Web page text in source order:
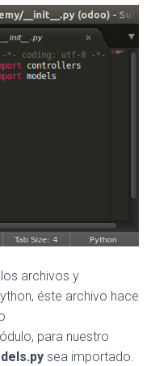
archivos y
éste archivo hace
para nuestro
sea importado.